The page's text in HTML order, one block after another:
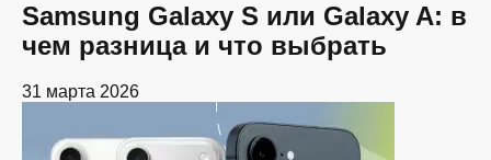
Samsung Galaxy S или Galaxy A: в
чем разница и что выбрать
31 марта 2026